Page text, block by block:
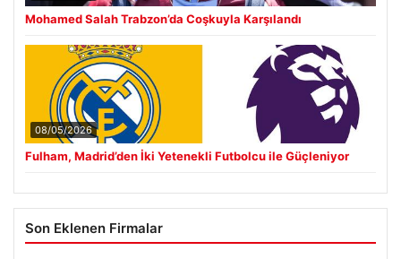
Mohamed Salah Trabzon’da Coşkuyla Karşılandı
08/05/2026
Fulham, Madrid’den İki Yetenekli Futbolcu ile Güçleniyor
Son Eklenen Firmalar